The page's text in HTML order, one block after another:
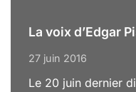
La voix d’Edgar
27 juin 2016
Le 20 juin dernier